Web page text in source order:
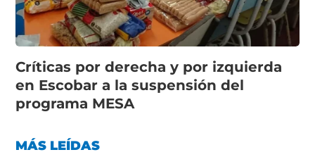
Críticas por derecha y por izquierda
en Escobar a la suspensión del
programa MESA
MÁS LEÍDAS